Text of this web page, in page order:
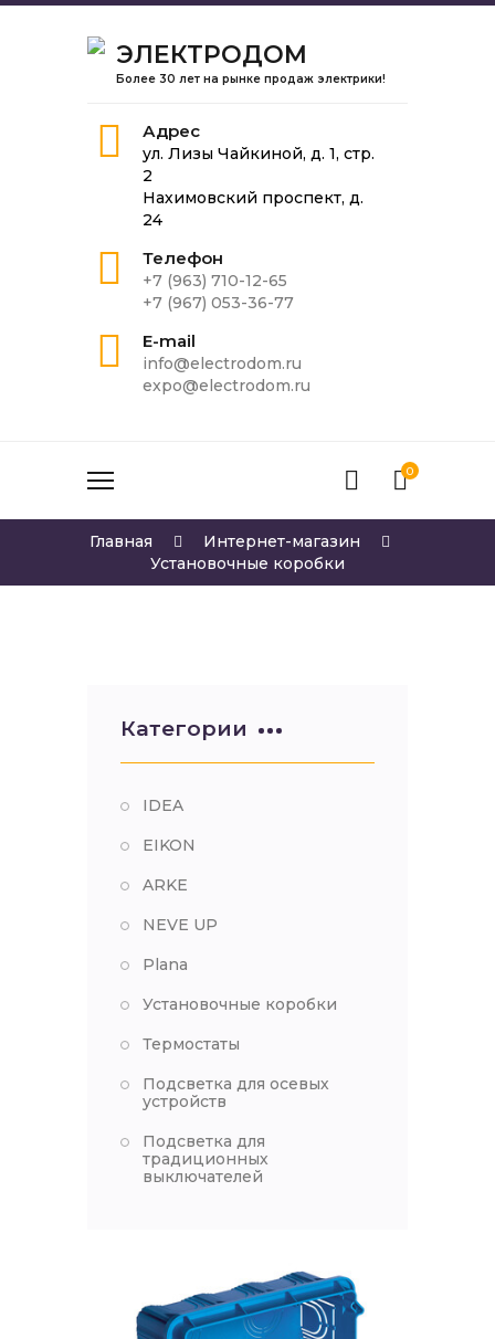
ЭЛЕКТРОДОМ
Более 30 лет на рынке продаж электрики!
Адрес
ул. Лизы Чайкиной, д. 1, стр.
2
Нахимовский проспект, д.
24
Телефон
+7 (963) 710-12-65
+7 (967) 053-36-77
E-mail
info@electrodom.ru
expo@electrodom.ru
0
Главная
Интернет-магазин
Установочные коробки
Категории
IDEA
EIKON
ARKE
NEVE UP
Plana
Установочные коробки
Термостаты
Подсветка для осевых
устройств
Подсветка для
традиционных
выключателей